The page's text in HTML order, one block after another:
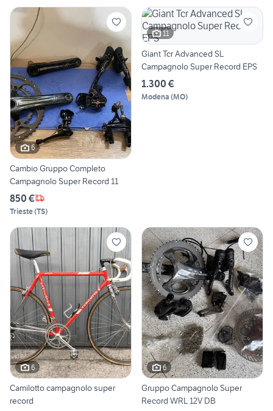
6
Cambio Gruppo Completo
Campagnolo Super Record 11
850 €
Trieste(TS)
11
Giant Tcr Advanced SL
Campagnolo Super Record EPS
1.300 €
Modena (MO)
6
Camilotto campagnolo super
record
6
Gruppo Campagnolo Super
Record WRL 12V DB